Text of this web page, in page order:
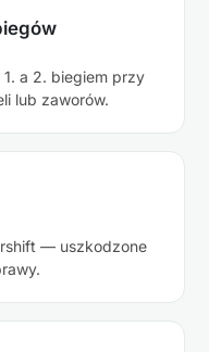
a 2. biegiem przy
lub zaworów.
— uszkodzone